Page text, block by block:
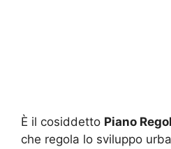
È il cosiddetto Piano
che regola lo sviluppo